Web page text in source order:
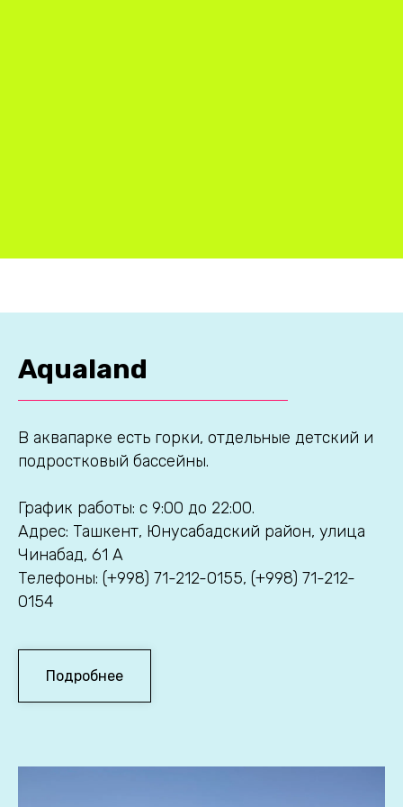
Aqualand
В аквапарке есть горки, отдельные детский и
подростковый бассейны.
График работы: с 9:00 до 22:00.
Адрес: Ташкент, Юнусабадский район, улица
Чинабад, 61 А
Телефоны: (+998) 71-212-0155, (+998) 71-212-
0154
Подробнее